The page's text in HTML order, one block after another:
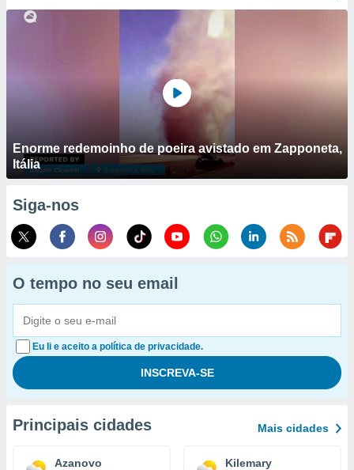
Enorme redemoinho de poeira avistado em Zapponeta,
Itália
Siga-nos
O tempo no seu email
Eu li e aceito a política de privacidade.
Principais cidades Mais cidades
Azanovo Kilemary